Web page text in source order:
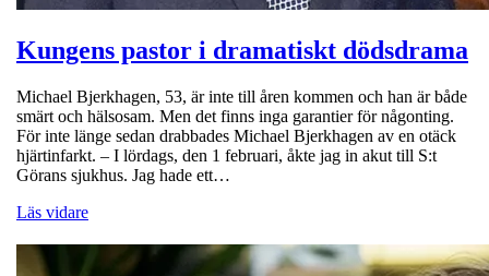
Kungens pastor i dramatiskt dödsdrama
Michael Bjerkhagen, 53, är inte till åren kommen och han är både
smärt och hälsosam. Men det finns inga garantier för någonting.
För inte länge sedan drabbades Michael Bjerkhagen av en otäck
hjärtinfarkt. – I lördags, den 1 februari, åkte jag in akut till S:t
Görans sjukhus. Jag hade ett…
Läs vidare